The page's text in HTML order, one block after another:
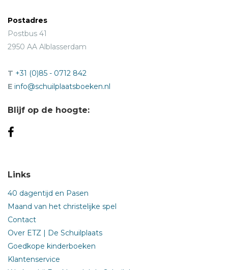
Postadres
Postbus 41
2950 AA Alblasserdam
T +31 (0)85 - 0712 842
E info@schuilplaatsboeken.nl
Blijf op de hoogte:
Links
40 dagentijd en Pasen
Maand van het christelijke spel
Contact
Over ETZ | De Schuilplaats
Goedkope kinderboeken
Klantenservice